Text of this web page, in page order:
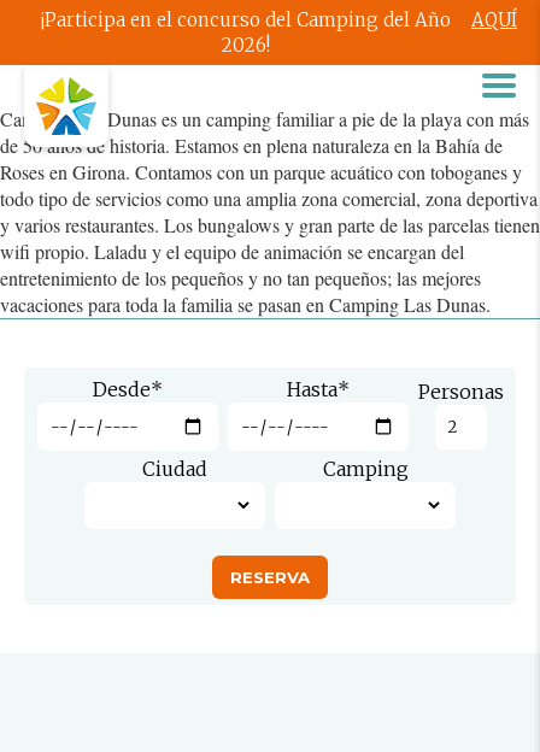
¡Participa en el concurso del Camping del Año
2026!
AQUÍ
Camping Las Dunas es un camping familiar a pie de la playa con más
de 50 años de historia. Estamos en plena naturaleza en la Bahía de
Roses en Girona. Contamos con un parque acuático con toboganes y
todo tipo de servicios como una amplia zona comercial, zona deportiva
y varios restaurantes. Los bungalows y gran parte de las parcelas tienen
wifi propio. Laladu y el equipo de animación se encargan del
entretenimiento de los pequeños y no tan pequeños; las mejores
vacaciones para toda la familia se pasan en Camping Las Dunas.
Desde* Hasta* Personas
Ciudad Camping